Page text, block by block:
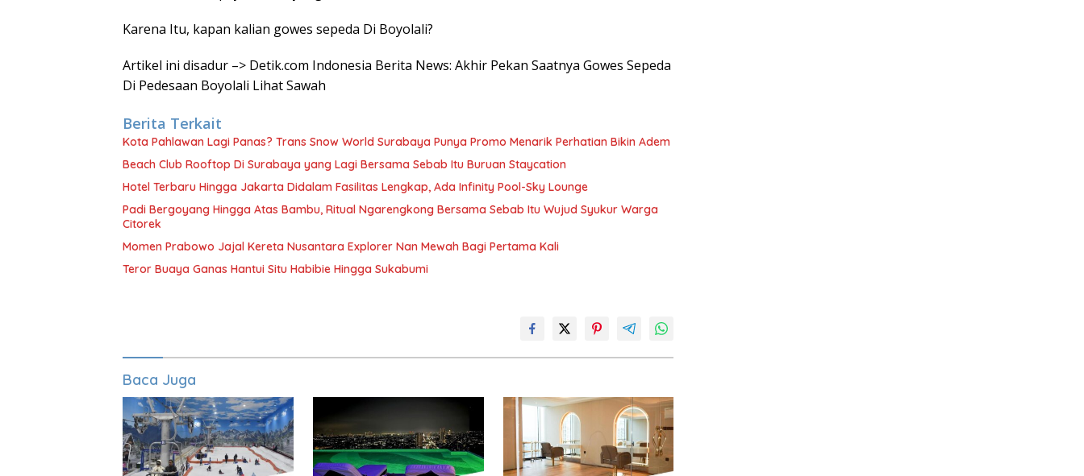
Karena Itu, kapan kalian gowes sepeda Di Boyolali?
Artikel ini disadur –> Detik.com Indonesia Berita News: Akhir Pekan Saatnya Gowes Sepeda
Di Pedesaan Boyolali Lihat Sawah
Berita Terkait
Kota Pahlawan Lagi Panas? Trans Snow World Surabaya Punya Promo Menarik Perhatian Bikin Adem
Beach Club Rooftop Di Surabaya yang Lagi Bersama Sebab Itu Buruan Staycation
Hotel Terbaru Hingga Jakarta Didalam Fasilitas Lengkap, Ada Infinity Pool-Sky Lounge
Padi Bergoyang Hingga Atas Bambu, Ritual Ngarengkong Bersama Sebab Itu Wujud Syukur Warga
Citorek
Momen Prabowo Jajal Kereta Nusantara Explorer Nan Mewah Bagi Pertama Kali
Teror Buaya Ganas Hantui Situ Habibie Hingga Sukabumi
Baca Juga